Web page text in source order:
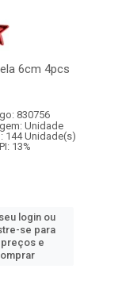
6cm 4pcs
830756
Unidade
144 Unidade(s)
13%
login ou
se para
e